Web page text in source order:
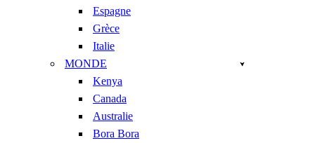
Espagne
Grèce
Italie
MONDE
Kenya
Canada
Australie
Bora Bora